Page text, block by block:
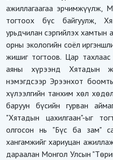
ажиллагаагаа эрчимжүүлж,
тогтоох бүс байгуулж,
урьдчилан сэргийлэх хамтын
орны экологийн соёл
жишиг тогтоов. Цар
аяны хүрээнд Хятадын
нэмэгдсээр Эрээнхот
хүлээлгийн танхим хөл
баруун бүсийн гурван
"Хятадын цахилгаан"-ыг
олгосон нь "Бүс ба зам"
хангамжийг хариуцан
дараалан Монгол Улсын